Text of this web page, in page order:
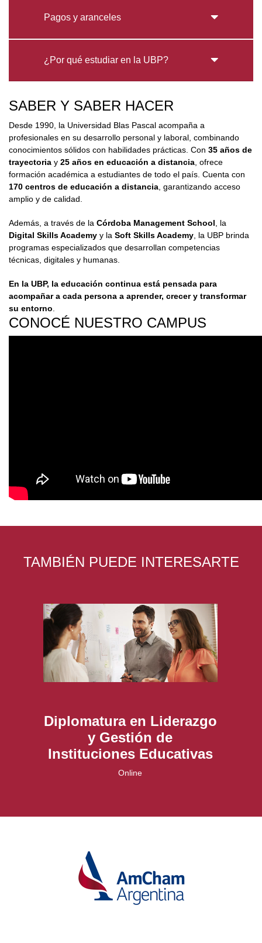
Pagos y aranceles
¿Por qué estudiar en la UBP?
SABER Y SABER HACER
Desde 1990, la Universidad Blas Pascal acompaña a
profesionales en su desarrollo personal y laboral, combinando
conocimientos sólidos con habilidades prácticas. Con 35 años de
trayectoria y 25 años en educación a distancia , ofrece
formación académica a estudiantes de todo el país. Cuenta con
170 centros de educación a distancia , garantizando acceso
amplio y de calidad.
Además, a través de la Córdoba Management School , la
Digital Skills Academy y la Soft Skills Academy , la UBP brinda
programas especializados que desarrollan competencias
técnicas, digitales y humanas.
En la UBP, la educación continua está pensada para
acompañar a cada persona a aprender, crecer y transformar
su entorno
CONOCÉ NUESTRO CAMPUS
TAMBIÉN PUEDE INTERESARTE
Diplomatura en Liderazgo
y Gestión de
Instituciones Educativas
Online